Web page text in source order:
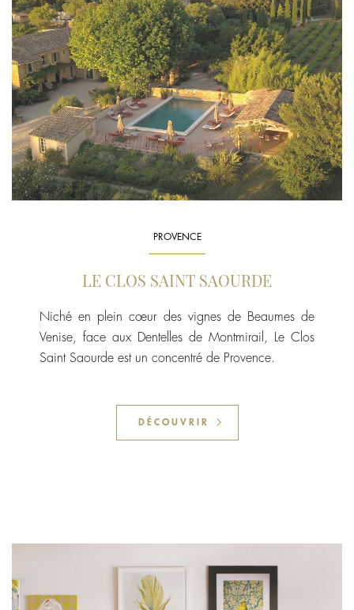
PROVENCE
LE CLOS SAINT SAOURDE
Niché en plein cœur des vignes de Beaumes de
Venise, face aux Dentelles de Montmirail, Le Clos
Saint Saourde est un concentré de Provence.
DÉCOUVRIR